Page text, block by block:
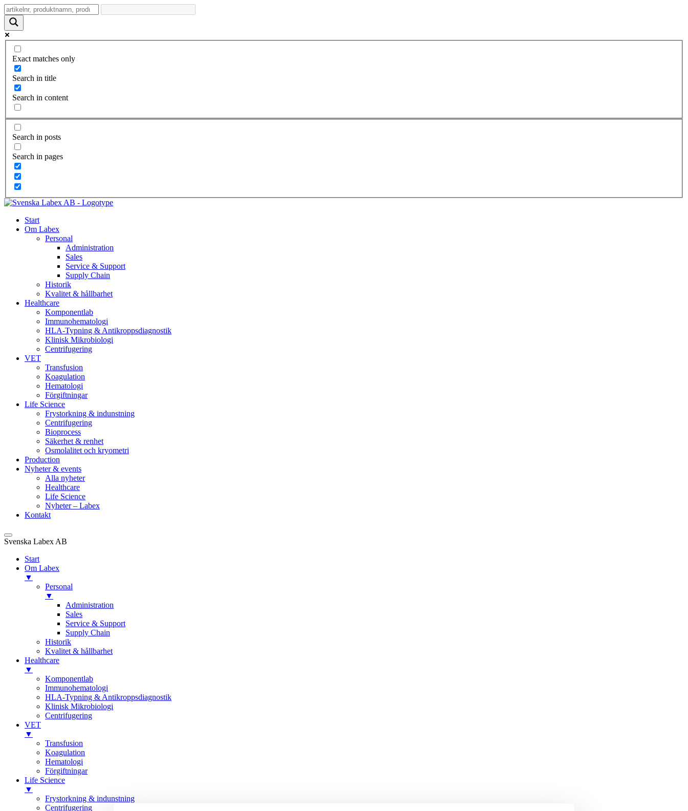
Exact matches only
Search in title
Search in content
Search in posts
Search in pages
Start
Om Labex
Personal
Administration
Sales
Service & Support
Supply Chain
Historik
Kvalitet & hållbarhet
Healthcare
Komponentlab
Immunohematologi
HLA-Typning & Antikroppsdiagnostik
Klinisk Mikrobiologi
Centrifugering
VET
Transfusion
Koagulation
Hematologi
Förgiftningar
Life Science
Frystorkning & indunstning
Centrifugering
Bioprocess
Säkerhet & renhet
Osmolalitet och kryometri
Production
Nyheter & events
Alla nyheter
Healthcare
Life Science
Nyheter – Labex
Kontakt
Svenska Labex AB
Start
Om Labex
▼
Personal
▼
Administration
Sales
Service & Support
Supply Chain
Historik
Kvalitet & hållbarhet
Healthcare
▼
Komponentlab
Immunohematologi
HLA-Typning & Antikroppsdiagnostik
Klinisk Mikrobiologi
Centrifugering
VET
▼
Transfusion
Koagulation
Hematologi
Förgiftningar
Life Science
▼
Frystorkning & indunstning
Centrifugering